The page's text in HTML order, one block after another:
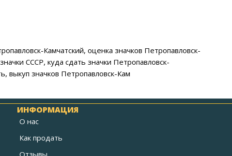
Камчатский, оценка значков Петропавловск-
СССР, куда сдать значки Петропавловск-
выкуп значков Петропавловск-Кам
ИНФОРМАЦИЯ
О нас
Как продать